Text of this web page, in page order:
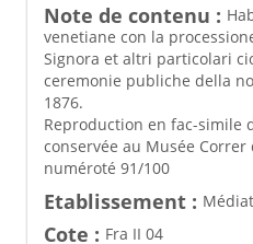
Note de contenu :
venetiane con la
Signora et altri particolari
ceremonie publiche della
1876.
Reproduction en fac-simile
conservée au Musée Correr
numéroté 91/100
Etablissement :
Cote : Fra II 04